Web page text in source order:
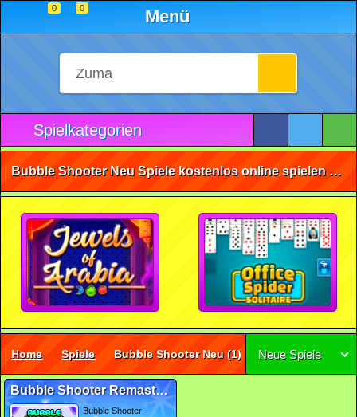
0 0 Menü
Spielkategorien
Bubble Shooter Neu Spiele kostenlos online spielen • ohne Anmeldung 🕹️
Home Spiele Bubble Shooter Neu (1) Neue Spiele
Bubble Shooter Remastered
Bubble Shooter